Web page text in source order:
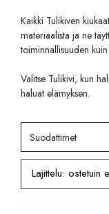
Kaikki Tulikiven
materiaalista ja ne
toiminnallisuuden
Valitse Tulikivi, kun
haluat elämyksen.
Suodattimet